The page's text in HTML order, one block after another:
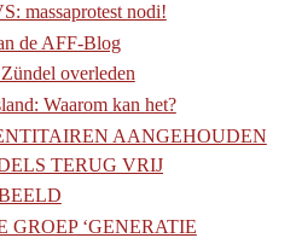
massaprotest nodi!
de AFF-Blog
overleden
Waarom kan het?
AANGEHOUDEN
TERUG VRIJ
‘GENERATIE